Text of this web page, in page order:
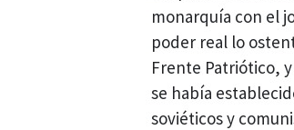
monarquía con el
poder real lo
Frente Patriótico,
se había
soviéticos y